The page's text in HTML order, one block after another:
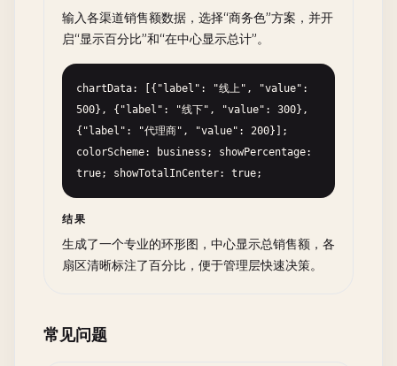
输入各渠道销售额数据，选择“商务色”方案，并开
启“显示百分比”和“在中心显示总计”。
chartData: [{"label": "线上", "value":
500}, {"label": "线下", "value": 300},
{"label": "代理商", "value": 200}];
colorScheme: business; showPercentage:
true; showTotalInCenter: true;
结果
生成了一个专业的环形图，中心显示总销售额，各
扇区清晰标注了百分比，便于管理层快速决策。
常见问题